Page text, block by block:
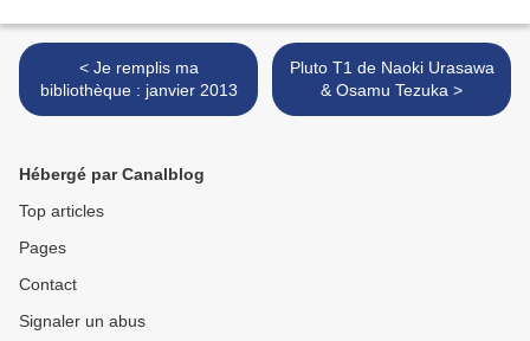
< Je remplis ma
bibliothèque : janvier 2013
Pluto T1 de Naoki Urasawa
& Osamu Tezuka >
Hébergé par Canalblog
Top articles
Pages
Contact
Signaler un abus